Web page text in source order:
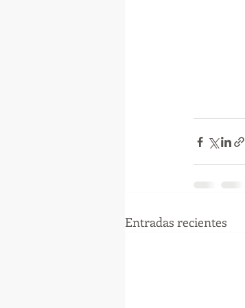
Entradas recientes